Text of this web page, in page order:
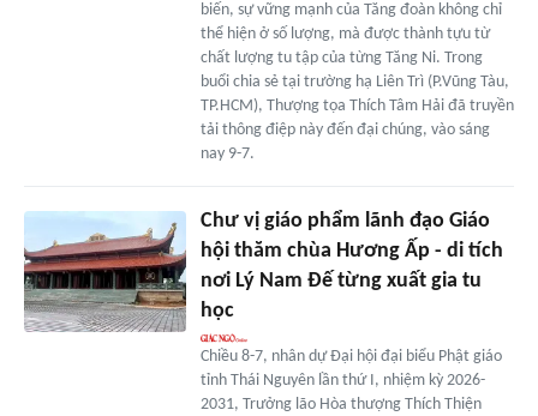
biến, sự vững mạnh của Tăng đoàn không chỉ
thể hiện ở số lượng, mà được thành tựu từ
chất lượng tu tập của từng Tăng Ni. Trong
buổi chia sẻ tại trường hạ Liên Trì (P.Vũng Tàu,
TP.HCM), Thượng tọa Thích Tâm Hải đã truyền
tải thông điệp này đến đại chúng, vào sáng
nay 9-7.
Chư vị giáo phẩm lãnh đạo Giáo
hội thăm chùa Hương Ấp - di tích
nơi Lý Nam Đế từng xuất gia tu
học
Chiều 8-7, nhân dự Đại hội đại biểu Phật giáo
tỉnh Thái Nguyên lần thứ I, nhiệm kỳ 2026-
2031, Trưởng lão Hòa thượng Thích Thiện